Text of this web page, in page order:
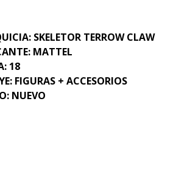
SKELETOR TERROW CLAW
MATTEL
18
FIGURAS + ACCESORIOS
NUEVO